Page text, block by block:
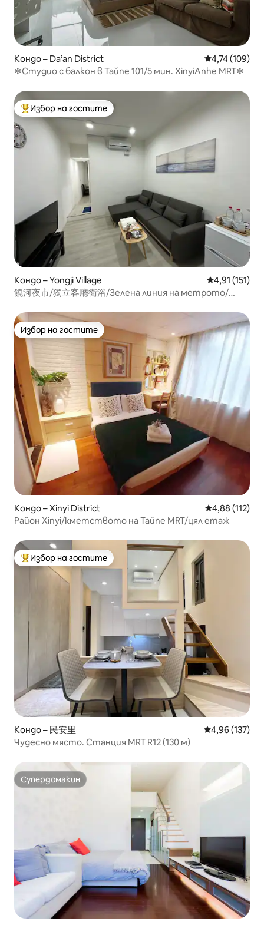
Кондо – Da’an District Средна
4,74 (109)
✼Студио с балкон в Тайпе 101/5 мин. XinyiAnhe MRT✼
Най-популярен избор на гостите
Избор на гостите
Кондо – Yongji Village Средна
4,91 (151)
饒河夜市/獨立客廳衛浴/Зелена линия на метрото/
Избор на гостите
Избор на гостите
Кондо – Xinyi District Средна
4,88 (112)
Район Xinyi/кметството на Тайпе MRT/цял етаж
Най-популярен избор на гостите
Избор на гостите
Кондо – 民安里 Средна
4,96 (137)
Чудесно място. Станция MRT R12 (130 м)
Супердомакин
Супердомакин